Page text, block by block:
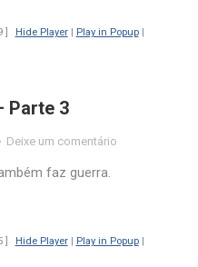
] Hide Player| Play in Popup|
Parte 3
Deixe um comentário
faz guerra.
] Hide Player| Play in Popup|